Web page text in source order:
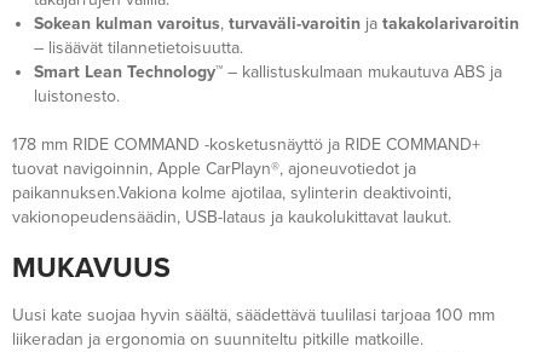
Sokean kulman varoitus, turvaväli-varoitin ja takakolarivaroitin
– lisäävät tilannetietoisuutta.
Smart Lean Technology™ – kallistuskulmaan mukautuva ABS ja
luistonesto.
178 mm RIDE COMMAND -kosketusnäyttö ja RIDE COMMAND+
tuovat navigoinnin, Apple CarPlayn®, ajoneuvotiedot ja
paikannuksen.Vakiona kolme ajotilaa, sylinterin deaktivointi,
vakionopeudensäädin, USB-lataus ja kaukolukittavat laukut.
MUKAVUUS
Uusi kate suojaa hyvin säältä, säädettävä tuulilasi tarjoaa 100 mm
liikeradan ja ergonomia on suunniteltu pitkille matkoille.